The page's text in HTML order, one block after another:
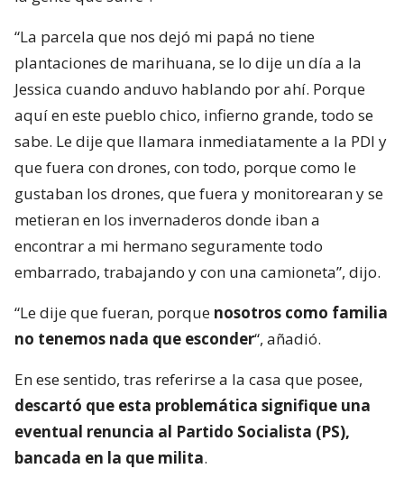
“La parcela que nos dejó mi papá no tiene
plantaciones de marihuana, se lo dije un día a la
Jessica cuando anduvo hablando por ahí. Porque
aquí en este pueblo chico, infierno grande, todo se
sabe. Le dije que llamara inmediatamente a la PDI y
que fuera con drones, con todo, porque como le
gustaban los drones, que fuera y monitorearan y se
metieran en los invernaderos donde iban a
encontrar a mi hermano seguramente todo
embarrado, trabajando y con una camioneta”, dijo.
“Le dije que fueran, porque nosotros como familia
no tenemos nada que esconder“, añadió.
En ese sentido, tras referirse a la casa que posee,
descartó que esta problemática signifique una
eventual renuncia al Partido Socialista (PS),
bancada en la que milita.